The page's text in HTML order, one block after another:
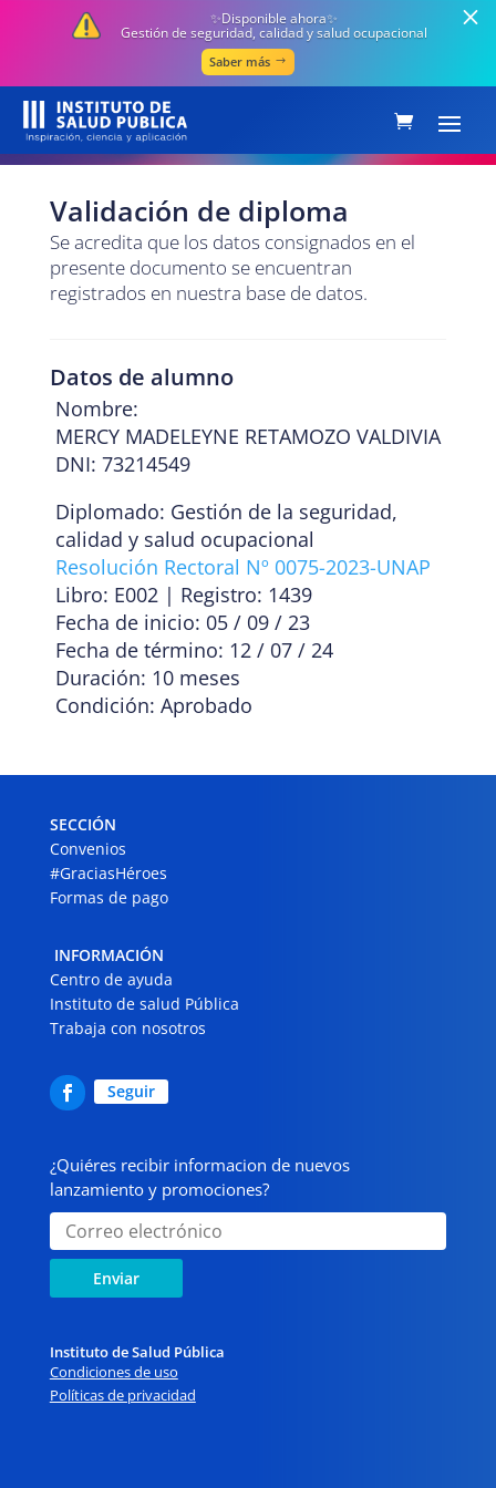
✨Disponible ahora✨
Gestión de seguridad, calidad y salud ocupacional
Saber más
Validación de diploma
Se acredita que los datos consignados en el
presente documento se encuentran
registrados en nuestra base de datos.
Datos de alumno
Nombre:
MERCY MADELEYNE RETAMOZO VALDIVIA
DNI: 73214549
Diplomado: Gestión de la seguridad,
calidad y salud ocupacional
Resolución Rectoral Nº 0075-2023-UNAP
Libro: E002 | Registro: 1439
Fecha de inicio: 05 / 09 / 23
Fecha de término: 12 / 07 / 24
Duración: 10 meses
Condición: Aprobado
SECCIÓN
Convenios
#GraciasHéroes
Formas de pago
INFORMACIÓN
Centro de ayuda
Instituto de salud Pública
Trabaja con nosotros
Seguir
¿Quiéres recibir informacion de nuevos
lanzamiento y promociones?
Enviar
Instituto de Salud Pública
Condiciones de uso
Políticas de privacidad